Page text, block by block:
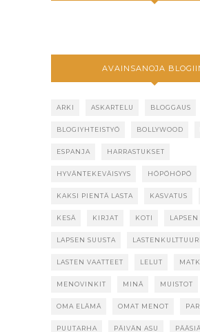
AVAINSANOJA
ARKI ASKARTELU BLOGGAUS
BLOGIYHTEISTYÖ BOLLYWOOD
ESPANJA HARRASTUKSET
HYVÄNTEKEVÄISYYS HÖPÖHÖPÖ
KAKSI PIENTÄ LASTA KASVATUS
KESÄ KIRJAT KOTI
LAPSEN SUUSTA LASTENKULTTUURI
LASTEN VAATTEET LELUT
MENOVINKIT MINÄ MUISTOT
OMA ELÄMÄ OMAT MENOT
PUUTARHA PÄIVÄN ASU